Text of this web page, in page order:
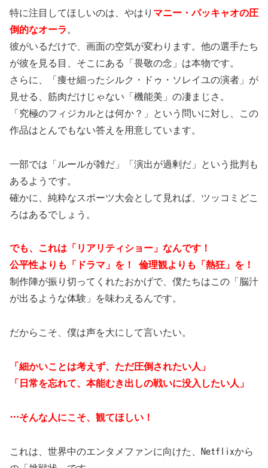
特に注目してほしいのは、やはり マニー・パッキャオの圧
倒的なオーラ
彼がいるだけで、画面の空気が変わります。他の選手たち
が彼を見る目、そこにある「畏敬の念」は本物です。
さらに、「痩せ細ったシルク・ドゥ・ソレイユの演者」が
見せる、筋肉だけじゃない「機能美」の凄まじさ。
「究極のフィジカルとは何か？」という問いに対し、この
作品はとんでもない答えを用意しています。
一部では「ルールが雑だ」「演出が過剰だ」という批判も
あるようです。
確かに、純粋なスポーツ大会として見れば、ツッコミどこ
ろはあるでしょう。
でも、これは「リアリティショー」なんです！
公平性よりも「ドラマ」を！ 倫理観よりも「熱狂」を！
制作陣が振り切ってくれたおかげで、僕たちはこの「脳汁
が出るような体験」を味わえるんです。
だからこそ、僕は声を大にして言いたい。
「細かいことは考えず、ただ圧倒されたい人」
「日常を忘れて、本能むき出しの戦いに没入したい人」
…そんな人にこそ、観てほしい！
これは、世界中のエンタメファンに向けた、Netflixから